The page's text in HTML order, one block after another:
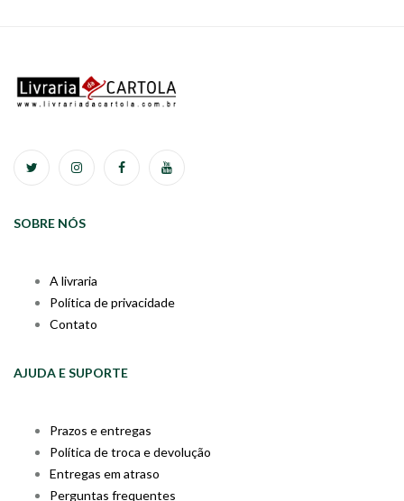
SOBRE NÓS
A livraria
Política de privacidade
Contato
AJUDA E SUPORTE
Prazos e entregas
Política de troca e devolução
Entregas em atraso
Perguntas frequentes